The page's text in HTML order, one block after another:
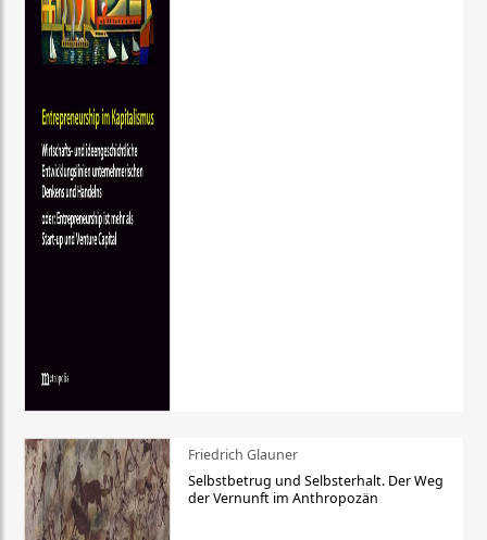
Friedrich Glauner
Selbstbetrug und Selbsterhalt. Der Weg
der Vernunft im Anthropozän